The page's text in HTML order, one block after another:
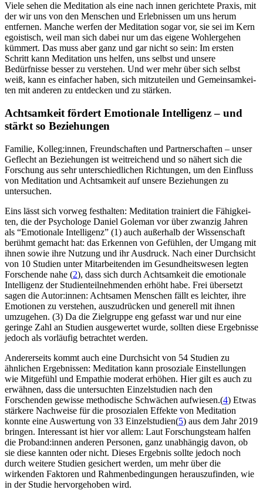
Viele sehen die Meditation als eine nach innen gerichtete Praxis, mit
der wir uns von den Menschen und Erlebnissen um uns herum
entfernen. Manche werfen der Meditation sogar vor, sie sei im Kern
egoistisch, weil man sich dabei nur um das eigene Wohlergehen
kümmert. Das muss aber ganz und gar nicht so sein: Im ersten
Schritt kann Meditation uns helfen, uns selbst und unsere
Bedürfnisse besser zu verstehen. Und wer mehr über sich selbst
weiß, kann es einfacher haben, sich mitzuteilen und Gemein­sam­kei­
ten mit anderen zu ent­de­cken und zu stär­ken.
Achtsamkeit fördert Emotionale Intelligenz – und
stärkt so Beziehungen
Familie, Kolleg:innen, Freundschaften und Partnerschaften – unser
Geflecht an Beziehungen ist weitreichend und so nähert sich die
Forschung aus sehr unterschiedlichen Richtungen, um den Einfluss
von Meditation und Achtsamkeit auf unsere Beziehungen zu
untersuchen.
Eins lässt sich vorweg festhalten: Medi­ta­tion trai­niert die Fähig­kei­
ten, die der Psy­cho­loge Daniel Gole­man vor über zwan­zig Jahren
als “Emo­tio­nale Intel­li­genz” (1) auch außerhalb der Wissenschaft
berühmt gemacht hat: das Erkennen von Gefühlen, der Umgang mit
ihnen sowie ihre Nutzung und ihr Ausdruck. Nach einer Durchsicht
von 10 Studien unter Mitarbeitenden im Gesundheitswesen legten
Forschende nahe (2), dass sich durch Achtsamkeit die emotionale
Intelligenz der Studienteilnehmenden erhöht habe. Frei übersetzt
sagen die Autor:innen: Acht­sa­men Men­schen fällt es leich­ter, ihre
Emo­tio­nen zu ver­ste­hen, auszudrücken und generell mit ihnen
umzu­ge­hen. (3) Da die Zielgruppe eng gefasst war und nur eine
geringe Zahl an Studien ausgewertet wurde, sollten diese Ergebnisse
jedoch als vorläufig betrachtet werden.
Andererseits kommt auch eine Durchsicht von 54 Studien zu
ähnlichen Ergebnissen: Meditation kann prosoziale Einstellungen
wie Mitgefühl und Empathie moderat erhöhen. Hier gilt es auch zu
erwähnen, dass die untersuchten Einzelstudien nach den
Forschenden gewisse methodische Schwächen aufwiesen.(4) Etwas
stärkere Nachweise für die prosozialen Effekte von Meditation
konnte eine Auswertung von 33 Einzelstudien(5) aus dem Jahr 2019
bringen. Interessant ist hier vor allem: Laut Forschungsteam halfen
die Proband:innen anderen Personen, ganz unabhängig davon, ob
sie diese kannten oder nicht. Dieses Ergebnis sollte jedoch noch
durch weitere Studien gesichert werden, um mehr über die
wirkenden Faktoren und Rahmenbedingungen herauszufinden, wie
in der Studie hervorgehoben wird.